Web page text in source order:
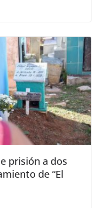
prisión a dos
de “El